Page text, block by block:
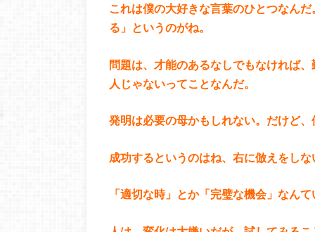
これは僕の大好きな言葉のひとつなん
る」というのがね。
問題は、才能のあるなしでもなければ
人じゃないってことなんだ。
発明は必要の母かもしれない。だけど
成功するというのはね、右に倣えをし
「適切な時」とか「完璧な機会」なん